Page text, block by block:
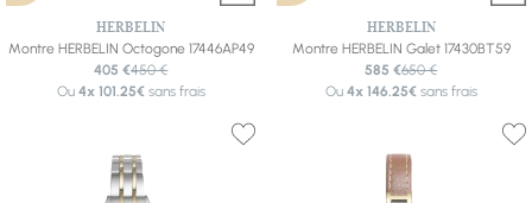
HERBELIN
Montre HERBELIN Octogone 17446AP49
405 €450 €
Ou 4x 101.25€sans frais
HERBELIN
Montre HERBELIN Galet 17430BT59
585 €650 €
Ou 4x 146.25€sans frais